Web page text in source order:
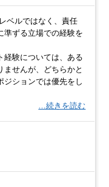
ベルではなく、責任
準ずる立場での経験を
経験については、ある
ませんが、どちらかと
ジションでは優先をし
…続きを読む